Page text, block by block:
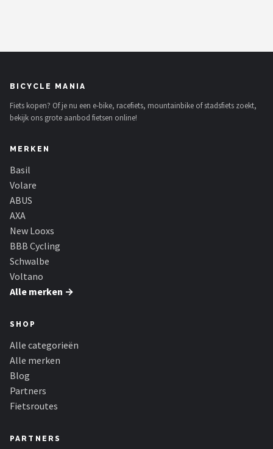
BICYCLE MANIA
Fiets kopen? Of je nu een e-bike, racefiets, mountainbike of stadsfiets zoekt,
bekijk ons grote aanbod fietsen online!
MERKEN
Basil
Volare
ABUS
AXA
New Looxs
BBB Cycling
Schwalbe
Voltano
Alle merken →
SHOP
Alle categorieën
Alle merken
Blog
Partners
Fietsroutes
PARTNERS